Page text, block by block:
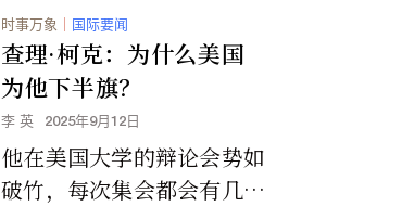
时事万象 ｜ 国际要闻
查理·柯克：为什么美国
为他下半旗？
李 英 2025年9月12日
他在美国大学的辩论会势如
破竹，每次集会都会有几千